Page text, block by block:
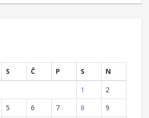
S Č P S
N
1
2
5 6 7 8
9